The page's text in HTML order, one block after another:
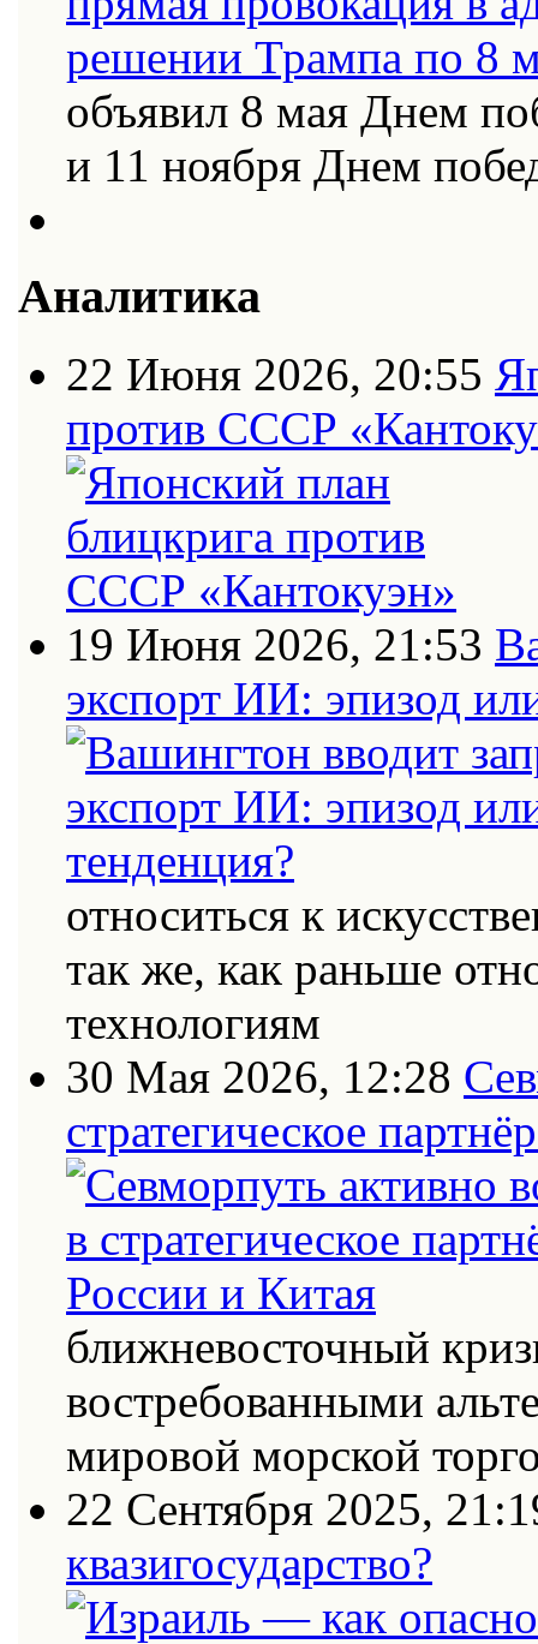
объявил 8 мая Днем
и 11 ноября Днем
Аналитика
22 Июня 2026, 20:55
против СССР
19 Июня 2026, 21:53
экспорт ИИ: эпизод
относиться к
так же, как раньше
технологиям
30 Мая 2026, 12:28
стратегическое
ближневосточный
востребованными
мировой морской
22 Сентября 2025,
квазигосударство?